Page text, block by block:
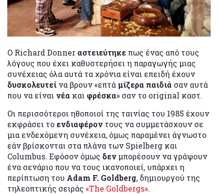
Ο Richard Donner αστειεύτηκε πως ένας από τους
λόγους που έχει καθυστερήσει η παραγωγής μιας
συνέχειας όλα αυτά τα χρόνια είναι επειδή έχουν
δυσκολευτεί να βρουν «επτάμίζερα παιδιά σαν αυτά
που να είναι νέα και φρέσκα» σαν το original καστ.
Οι περισσότεροι ηθοποιοί της ταινίας του 1985 έχουν
εκφράσει το ενδιαφέρον τους να συμμετάσχουν σε
μια ενδεχόμενη συνέχεια, όμως παραμένει άγνωστο
εάν βρίσκονται στα πλάνα των Spielberg και
Columbus. Εφόσον όμως δενμπορέσουν να γράψουν
ένα σενάριο που να τους ικανοποιεί, υπάρχει η
περίπτωση του Adam F. Goldberg, δημιουργού της
τηλεοπτικής σειράς «The Goldbergs».